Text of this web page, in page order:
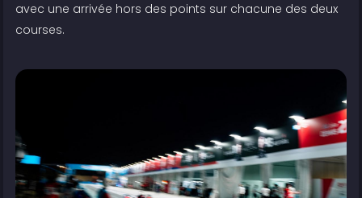
avec une arrivée hors des points sur chacune des deux
courses.